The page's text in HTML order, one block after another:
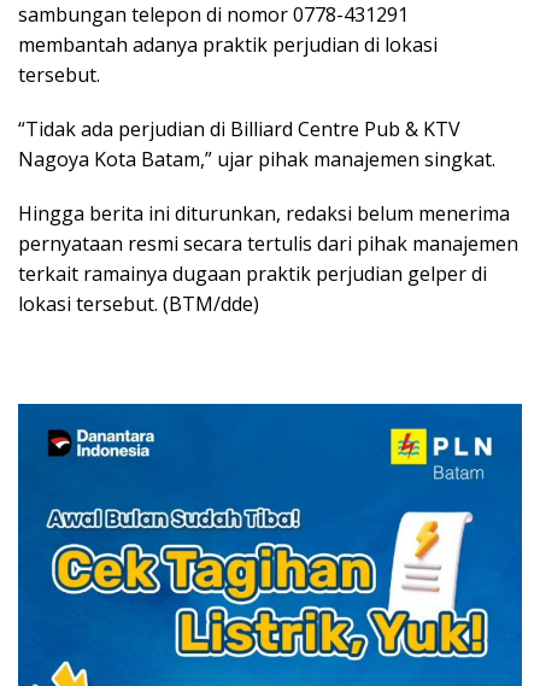
sambungan telepon di nomor 0778-431291
membantah adanya praktik perjudian di lokasi
tersebut.
“Tidak ada perjudian di Billiard Centre Pub & KTV
Nagoya Kota Batam,” ujar pihak manajemen singkat.
Hingga berita ini diturunkan, redaksi belum menerima
pernyataan resmi secara tertulis dari pihak manajemen
terkait ramainya dugaan praktik perjudian gelper di
lokasi tersebut. (BTM/dde)